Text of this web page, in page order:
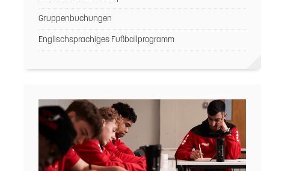
Gruppenbuchungen
Englischsprachiges Fußballprogramm